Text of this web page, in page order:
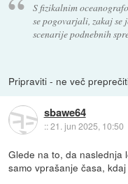
S fizikalnim
se pogovarjali, zakaj se
scenarije podnebnih
Pripraviti - ne več
sbawe64
::21. jun 2025, 10:50
Glede na to, da naslednja
samo vprašanje časa,